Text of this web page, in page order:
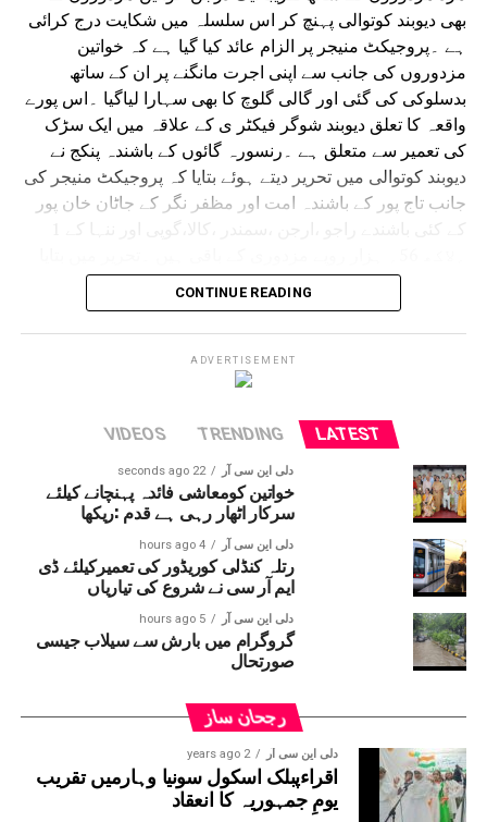
بھی دیوبند کوتوالی پہنچ کر اس سلسلہ میں شکایت درج کرائی
ہے ۔پروجیکٹ منیجر پر الزام عائد کیا گیا ہے کہ خواتین
مزدوروں کی جانب سے اپنی اجرت مانگنے پر ان کے ساتھ
بدسلوکی کی گئی اور گالی گلوچ کا بھی سہارا لیاگیا ۔اس پورے
واقعہ کا تعلق دیوبند شوگر فیکٹر ی کے علاقہ میں ایک سڑک
کی تعمیر سے متعلق ہے ۔رنسورہ گائوں کے باشندہ پنکج نے
دیوبند کوتوالی میں تحریر دیتے ہوئے بتایا کہ پروجیکٹ منیجر کی
جانب تاج پور کے باشندہ امت اور مظفر نگر کے جاٹان خان پور
گیا ہے کہ 2؍ اگست کو اپنی مزدوری کی رقم مانگنے پر
مذکورہ منیجر نے انہیں تقریباً 24؍ گھنٹے تک یرغمال
بنائے رکھا اور اس دوران بڑی بے رحمی کے ساتھ ان
پنکج نے بتایا کہ یرغمال بنائے گئے مزدوروں کو بے رحمی سے
کرنے پر جان سے مارنے کی دھمکی دی گئی ہے ۔اس کے علاوہ
کلسٹھ گائوں کی باشندہ خواتین شملا،اندرا ،سویتا ،جسویری
،موسم ،رینو ،مناکشی ،ریکھا ،پھولو اور نشٹھا سمیت دیگر
خواتین مزدوروں نے الزام عائد کرتے ہوئے کہا کہ ان کی مارچ
مہینہ کے تقریباً 42؍ ہزار روپے اور فی الحال کی جانے والی
11؍ دنوں کی مزدوری کے 56؍ ہزار روپے پروجیکٹ
منیجر نے ادا نہیں کئے ۔خواتین مزدوروں کا کہنا
ہے کہ مزدوری کی رقم مانگنے پر ان کے ساتھ
بدسلوکی کی گئی اور گالیاں دی گئیں ۔پولیس نے
پروجیکٹ منیجر اور اس کے ساتھیوں کے خلاف ملنے
والے تحریر کی بنیاد پر معاملہ درج کرکے جانچ
شروع کردی ہے ۔
CONTINUE READING
ADVERTISEMENT
LATEST
TRENDING
VIDEOS
دلی این سی آر 22 seconds ago
خواتین کومعاشی فائدہ پہنچانے کیلئے
سرکار اٹھار رہی ہے قدم :ریکھا
دلی این سی آر 4 hours ago
رتلہ کنڈلی کوریڈور کی تعمیرکیلئے ڈی
ایم آر سی نے شروع کی تیاریاں
دلی این سی آر 5 hours ago
گروگرام میں بارش سے سیلاب جیسی
صورتحال
رجحان ساز
دلی این سی آر 2 years ago
اقراءپبلک اسکول سونیا وہارمیں تقریب
یومِ جمہوریہ کا انعقاد